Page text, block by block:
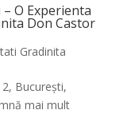
O Experienta
Don Castor
Gradinita
București,
mai mult